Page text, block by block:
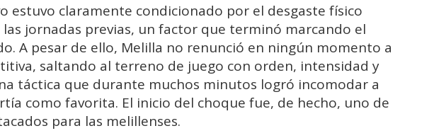
estuvo claramente condicionado por el desgaste físico
jornadas previas, un factor que terminó marcando el
A pesar de ello, Melilla no renunció en ningún momento a
saltando al terreno de juego con orden, intensidad y
táctica que durante muchos minutos logró incomodar a
como favorita. El inicio del choque fue, de hecho, uno de
para las melillenses.